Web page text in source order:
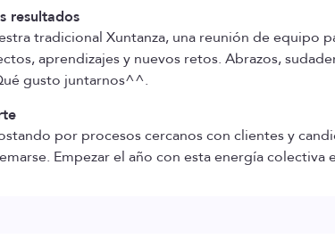
resultados
tradicional Xuntanza, una reunión de equipo
aprendizajes y nuevos retos. Abrazos,
gusto juntarnos^^.
por procesos cercanos con clientes y
Empezar el año con esta energía colectiva